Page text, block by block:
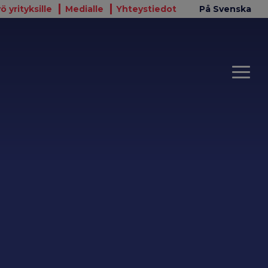
yrityksille Medialle Yhteystiedot På Svenska